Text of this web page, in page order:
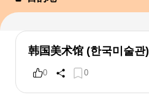
韩国美术馆 (한국미술관)
0 0